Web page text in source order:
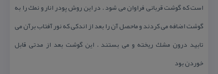
است كه گوشت قربانی فراوان می شود . در این روش پودر انار و نمك را به
گوشت اضافه می كردند و ماحصل آن را بعد از اندكی كه نور آفتاب برآن می
تابید درون مشك ریخته و می بستند . این گوشت بعد از مدتی قابل
خوردن بود